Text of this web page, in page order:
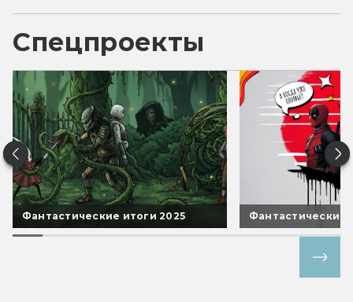
Спецпроекты
Фантастические итоги 2025 Фантастические